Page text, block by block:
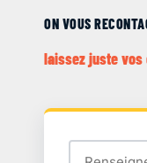
ON VOUS
laissez juste vos